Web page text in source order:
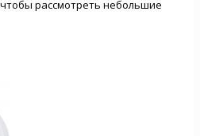
рассмотреть небольшие